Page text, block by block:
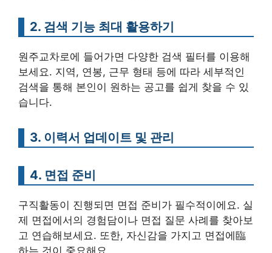
2. 검색 기능 최대 활용하기
원주교차로에 들어가면 다양한 검색 필터를 이용해
보세요. 지역, 연봉, 근무 형태 등에 따라 세부적인
검색을 통해 본인이 원하는 공고를 쉽게 찾을 수 있
습니다.
3. 이력서 업데이트 및 관리
4. 면접 준비
구직활동이 진행되면 면접 준비가 필수적이에요. 실
제 면접에서의 경험담이나 면접 질문 사례를 찾아보
고 연습해보세요. 또한, 자신감을 가지고 면접에臨
하는 것이 중요해요.